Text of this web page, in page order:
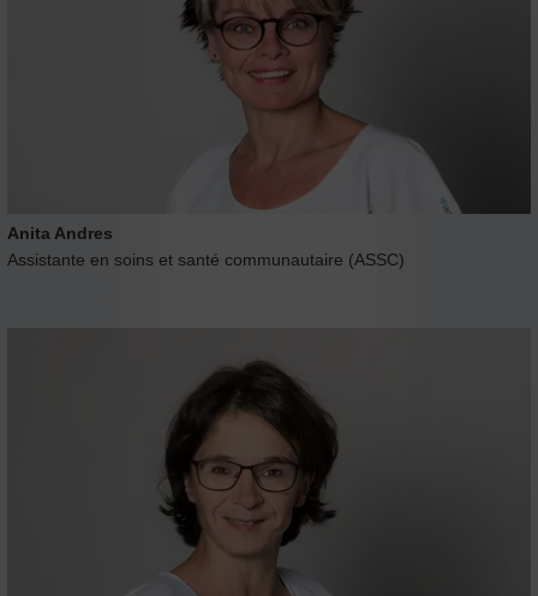
Anita Andres
Assistante en soins et santé communautaire (ASSC)